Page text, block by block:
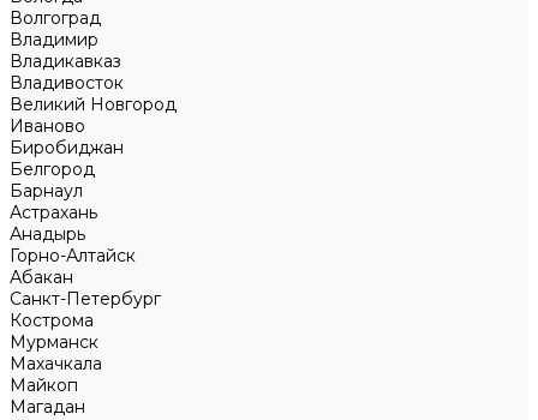
Волгоград
Владимир
Владикавказ
Владивосток
Великий Новгород
Иваново
Биробиджан
Белгород
Барнаул
Астрахань
Анадырь
Горно-Алтайск
Абакан
Санкт-Петербург
Кострома
Мурманск
Махачкала
Майкоп
Магадан